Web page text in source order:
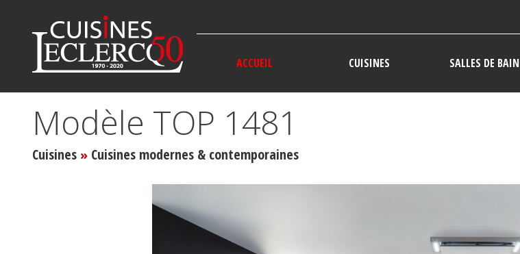
ACCUEIL CUISINES SALLES DE BAIN
Modèle TOP 1481
Cuisines » Cuisines modernes & contemporaines